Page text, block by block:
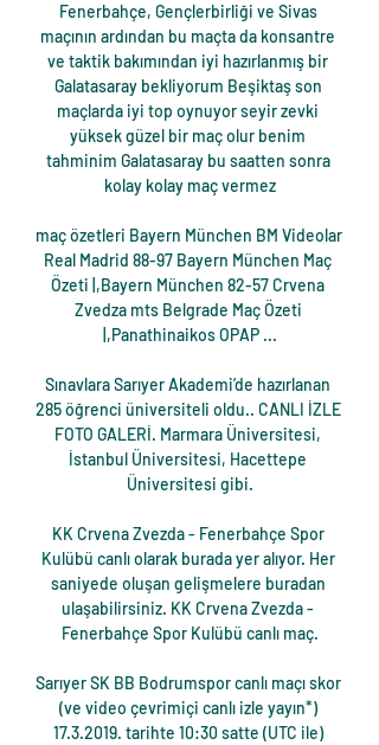
Fenerbahçe, Gençlerbirliği ve Sivas
maçının ardından bu maçta da konsantre
ve taktik bakımından iyi hazırlanmış bir
Galatasaray bekliyorum Beşiktaş son
maçlarda iyi top oynuyor seyir zevki
yüksek güzel bir maç olur benim
tahminim Galatasaray bu saatten sonra
kolay kolay maç vermez
maç özetleri Bayern München BM Videolar
Real Madrid 88-97 Bayern München Maç
Özeti |,Bayern München 82-57 Crvena
Zvedza mts Belgrade Maç Özeti
|,Panathinaikos OPAP ...
Sınavlara Sarıyer Akademi’de hazırlanan
285 öğrenci üniversiteli oldu.. CANLI İZLE
FOTO GALERİ. Marmara Üniversitesi,
İstanbul Üniversitesi, Hacettepe
Üniversitesi gibi.
KK Crvena Zvezda - Fenerbahçe Spor
Kulübü canlı olarak burada yer alıyor. Her
saniyede oluşan gelişmelere buradan
ulaşabilirsiniz. KK Crvena Zvezda -
Fenerbahçe Spor Kulübü canlı maç.
Sarıyer SK BB Bodrumspor canlı maçı skor
(ve video çevrimiçi canlı izle yayın*)
17.3.2019. tarihte 10:30 satte (UTC ile)